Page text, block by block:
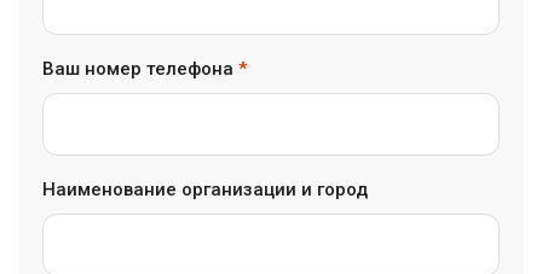
Ваш номер телефона *
Наименование организации и город